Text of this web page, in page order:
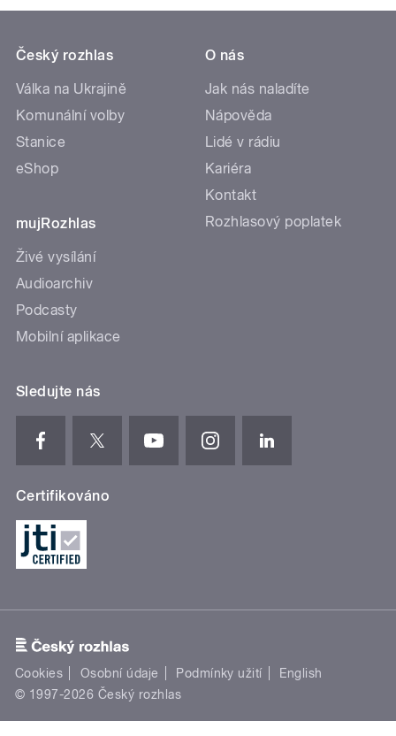
Český rozhlas
Válka na Ukrajině
Komunální volby
Stanice
eShop
mujRozhlas
Živé vysílání
Audioarchiv
Podcasty
Mobilní aplikace
O nás
Jak nás naladíte
Nápověda
Lidé v rádiu
Kariéra
Kontakt
Rozhlasový poplatek
Sledujte nás
Certifikováno
Cookies Osobní údaje Podmínky užití
English
© 1997-2026 Český rozhlas